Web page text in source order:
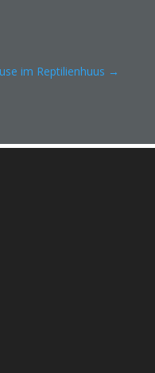
im Reptilienhuus →